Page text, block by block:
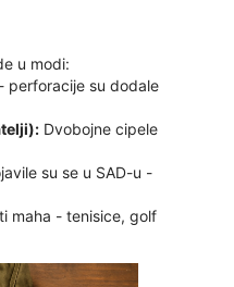
u modi:
perforacije su dodale
Dvobojne cipele
su se u SAD-u -
maha - tenisice, golf